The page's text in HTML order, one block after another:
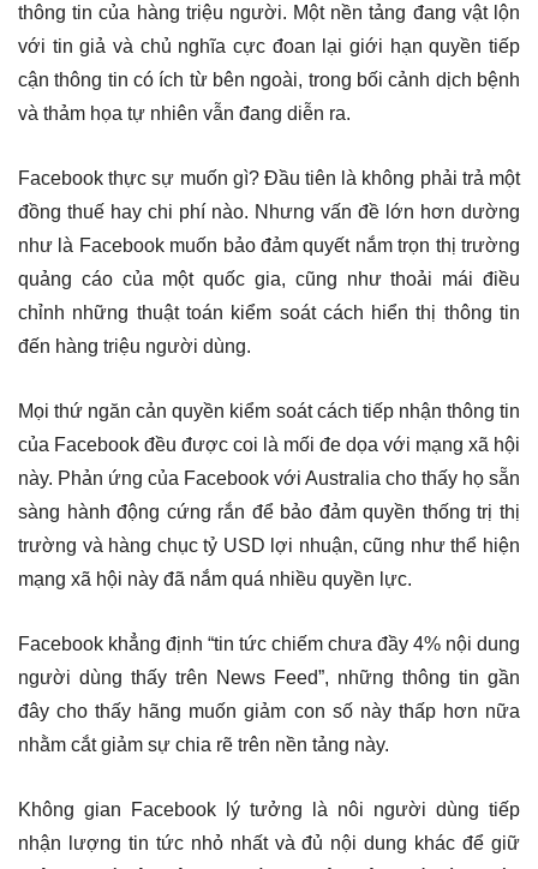
thông tin của hàng triệu người. Một nền tảng đang vật lộn
với tin giả và chủ nghĩa cực đoan lại giới hạn quyền tiếp
cận thông tin có ích từ bên ngoài, trong bối cảnh dịch bệnh
và thảm họa tự nhiên vẫn đang diễn ra.
Facebook thực sự muốn gì? Đầu tiên là không phải trả một
đồng thuế hay chi phí nào. Nhưng vấn đề lớn hơn dường
như là Facebook muốn bảo đảm quyết nắm trọn thị trường
quảng cáo của một quốc gia, cũng như thoải mái điều
chỉnh những thuật toán kiểm soát cách hiển thị thông tin
đến hàng triệu người dùng.
Mọi thứ ngăn cản quyền kiểm soát cách tiếp nhận thông tin
của Facebook đều được coi là mối đe dọa với mạng xã hội
này. Phản ứng của Facebook với Australia cho thấy họ sẵn
sàng hành động cứng rắn để bảo đảm quyền thống trị thị
trường và hàng chục tỷ USD lợi nhuận, cũng như thể hiện
mạng xã hội này đã nắm quá nhiều quyền lực.
Facebook khẳng định “tin tức chiếm chưa đầy 4% nội dung
người dùng thấy trên News Feed”, những thông tin gần
đây cho thấy hãng muốn giảm con số này thấp hơn nữa
nhằm cắt giảm sự chia rẽ trên nền tảng này.
Không gian Facebook lý tưởng là nôi người dùng tiếp
nhận lượng tin tức nhỏ nhất và đủ nội dung khác để giữ